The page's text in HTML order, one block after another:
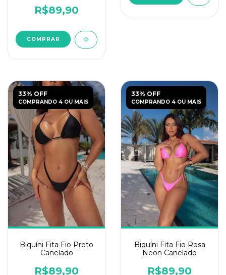
R$89,90
COMPRAR
33% OFF
COMPRANDO 4 OU MAIS
Biquíni Fita Fio Preto
Canelado
R$89,90
33% OFF
COMPRANDO 4 OU MAIS
Biquíni Fita Fio Rosa
Neon Canelado
R$89,90